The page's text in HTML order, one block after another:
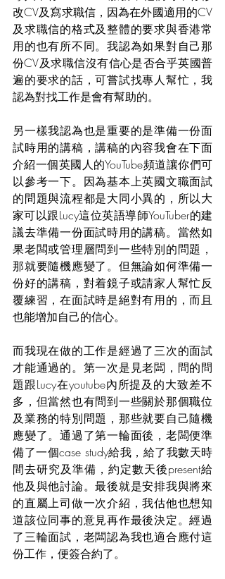
改CV及寫求職信，因為在外國適用的CV
及求職信的格式及整體的要求與香港常
用的也有所不同。我認為如果對自己那
份CV及求職信沒有信心是否合乎英國普
遍的要求的話，可嘗試找專人幫忙，我
認為對找工作是會有幫助的。
另一樣我認為也是重要的是準備一份面
試時用的講稿，講稿的內容我會在下面
介紹一個英國人的YouTube頻道讓你們可
以參考一下。因為基本上英國文職面試
的問題與流程都是大同小異的，所以大
家可以跟Lucy這位英語導師YouTuber的建
議去準備一份面試時用的講稿。當然如
果老闆或管理層問到一些特別的問題，
那就要隨機應變了。但無論如何準備一
份好的講稿，對着鏡子或請家人幫忙反
覆練習，在面試時是絕對有用的，而且
也能增加自己的信心。
而我現在做的工作是經過了三次的面試
才能通過的。第一次是見老闆，問的問
題跟Lucy在youtube內所提及的大致差不
多，但當然也有問到一些關於那個職位
及業務的特別問題，那些就要自己隨機
應變了。通過了第一輪面後，老闆便準
備了一個case study給我，給了我數天時
間去研究及準備，約定數天後present給
他及與他討論。最後就是安排我與將來
的直屬上司做一次介紹，我估他也想知
道該位同事的意見再作最後決定。經過
了三輪面試，老闆認為我也適合應付這
份工作，便簽合約了。